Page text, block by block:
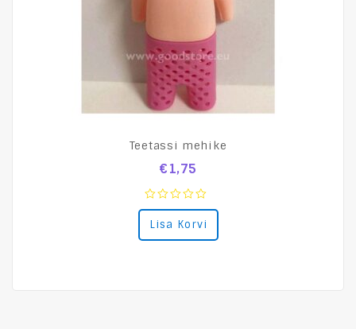
Teetassi mehike
€1,75
0
out
of
Lisa Korvi